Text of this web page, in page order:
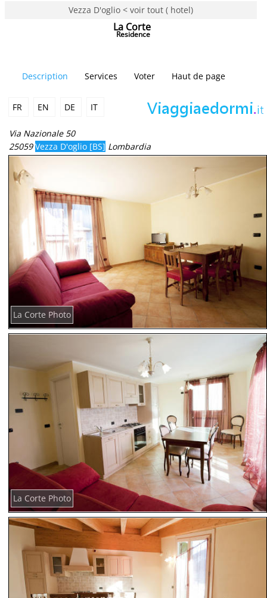
Vezza D'oglio < voir tout ( hotel)
La Corte
Residence
Description Services Voter Haut de page
FR EN DE IT
Via Nazionale 50
25059Vezza D'oglio [BS] Lombardia
La Corte Photo
La Corte Photo